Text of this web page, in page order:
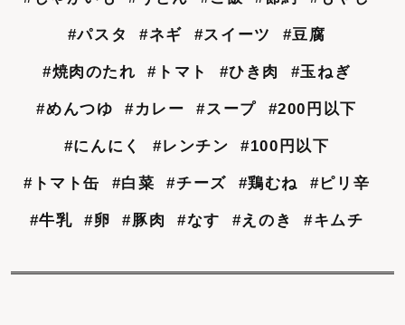
#パスタ #ネギ #スイーツ #豆腐
#焼肉のたれ #トマト #ひき肉 #玉ねぎ
#めんつゆ #カレー #スープ #200円以下
#にんにく #レンチン #100円以下
#トマト缶 #白菜 #チーズ #鶏むね #ピリ辛
#牛乳 #卵 #豚肉 #なす #えのき #キムチ